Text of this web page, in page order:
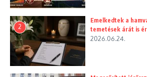
2
Emelkedtek a
temetések árát is
2026.06.24.